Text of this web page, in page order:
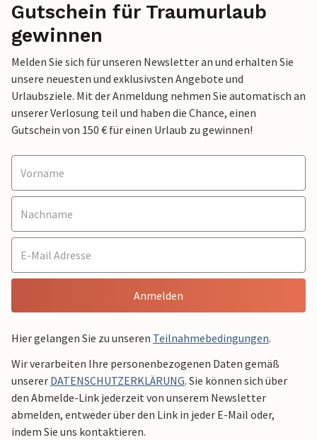
Gutschein für Traumurlaub
gewinnen
Melden Sie sich für unseren Newsletter an und erhalten Sie
unsere neuesten und exklusivsten Angebote und
Urlaubsziele. Mit der Anmeldung nehmen Sie automatisch an
unserer Verlosung teil und haben die Chance, einen
Gutschein von 150 € für einen Urlaub zu gewinnen!
Anmelden
Hier gelangen Sie zu unseren Teilnahmebedingungen.
Wir verarbeiten Ihre personenbezogenen Daten gemäß
unserer DATENSCHUTZERKLÄRUNG. Sie können sich über
den Abmelde-Link jederzeit von unserem Newsletter
abmelden, entweder über den Link in jeder E-Mail oder,
indem Sie uns kontaktieren.